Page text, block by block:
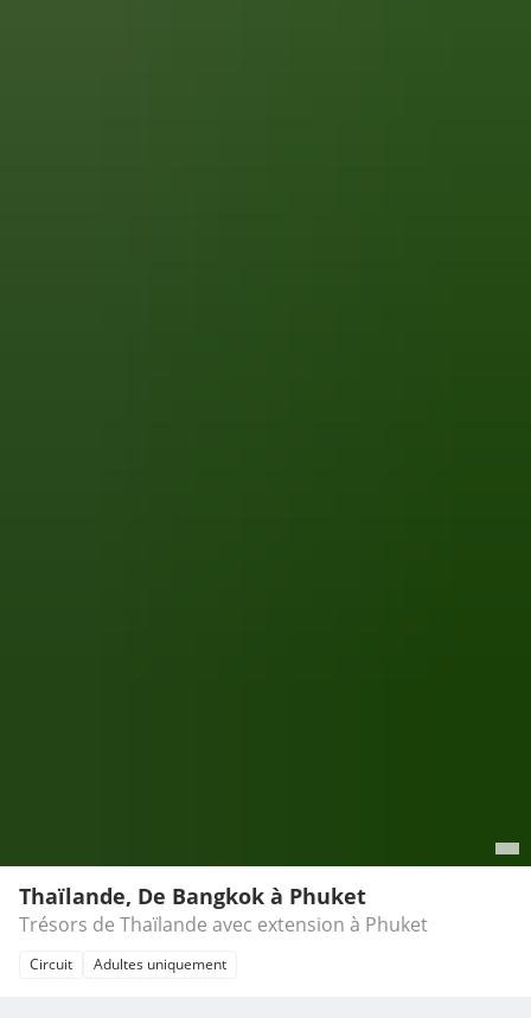
Thaïlande, De Bangkok à Phuket
Trésors de Thaïlande avec extension à Phuket
Circuit Adultes uniquement